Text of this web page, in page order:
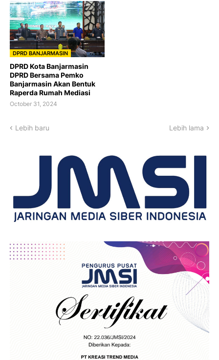
DPRD BANJARMASIN
DPRD Kota Banjarmasin
DPRD Bersama Pemko
Banjarmasin Akan Bentuk
Raperda Rumah Mediasi
October 31, 2024
Lebih baru Lebih lama